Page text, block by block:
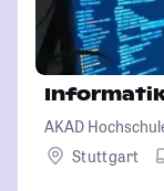
AKAD
Stuttgart